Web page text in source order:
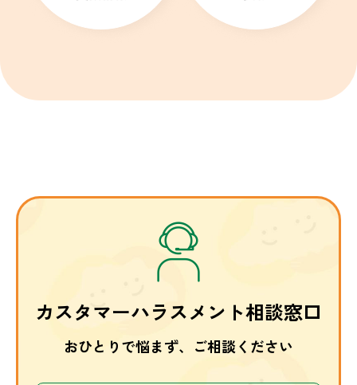
カスタマーハラスメント相談窓口
おひとりで悩まず、ご相談ください